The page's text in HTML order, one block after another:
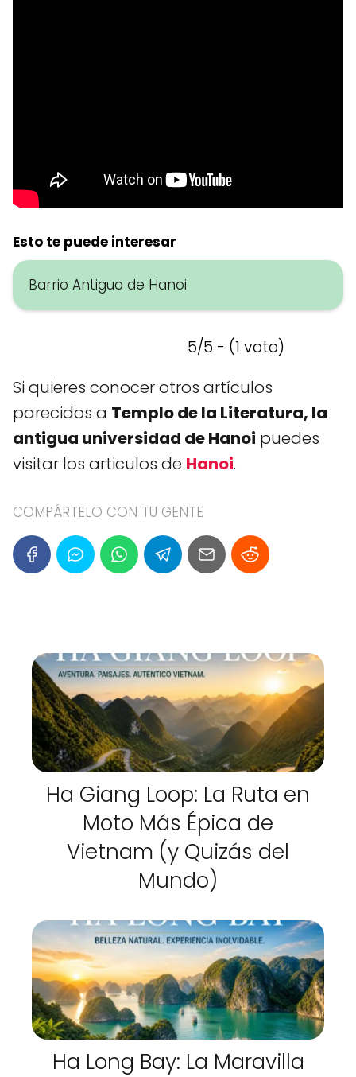
Esto te puede interesar
Barrio Antiguo de Hanoi
5/5 - (1 voto)
Si quieres conocer otros artículos
parecidos a Templo de la Literatura, la
antigua universidad de Hanoi puedes
visitar los articulos de Hanoi.
COMPÁRTELO CON TU GENTE
Ha Giang Loop: La Ruta en
Moto Más Épica de
Vietnam (y Quizás del
Mundo)
Ha Long Bay: La Maravilla